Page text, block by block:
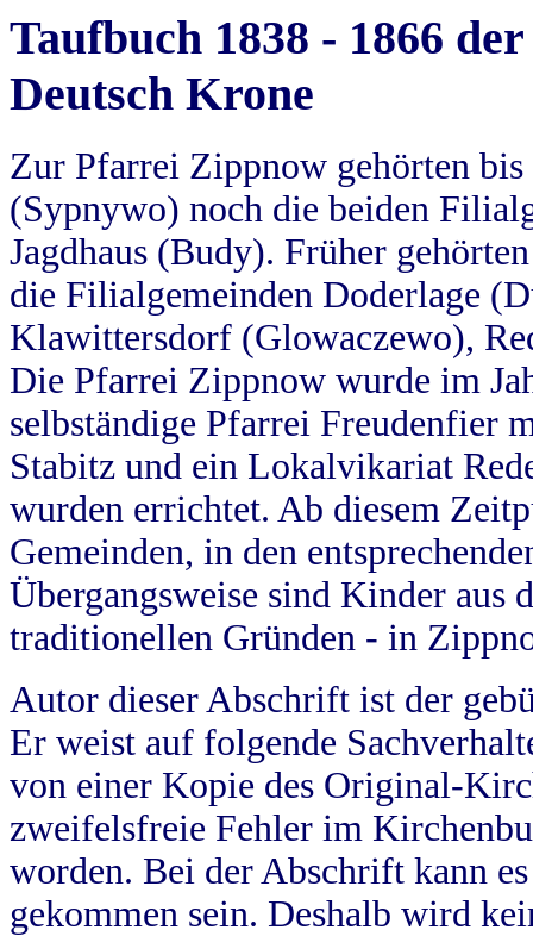
Taufbuch 1838 - 1866
Deutsch Krone
Zur Pfarrei Zippnow gehörten
(Sypnywo) noch die beiden
Jagdhaus (Budy). Früher
die Filialgemeinden Doderlage
Klawittersdorf (Glowaczewo),
Die Pfarrei Zippnow wurde im
selbständige Pfarrei Freudenfier
Stabitz und ein Lokalvikariat
wurden errichtet. Ab diesem
Gemeinden, in den
Übergangsweise sind Kinder aus
traditionellen Gründen - in
Autor dieser Abschrift ist der
Er weist auf folgende
von einer Kopie des Original-
zweifelsfreie Fehler im
worden. Bei der Abschrift kann
gekommen sein. Deshalb wird